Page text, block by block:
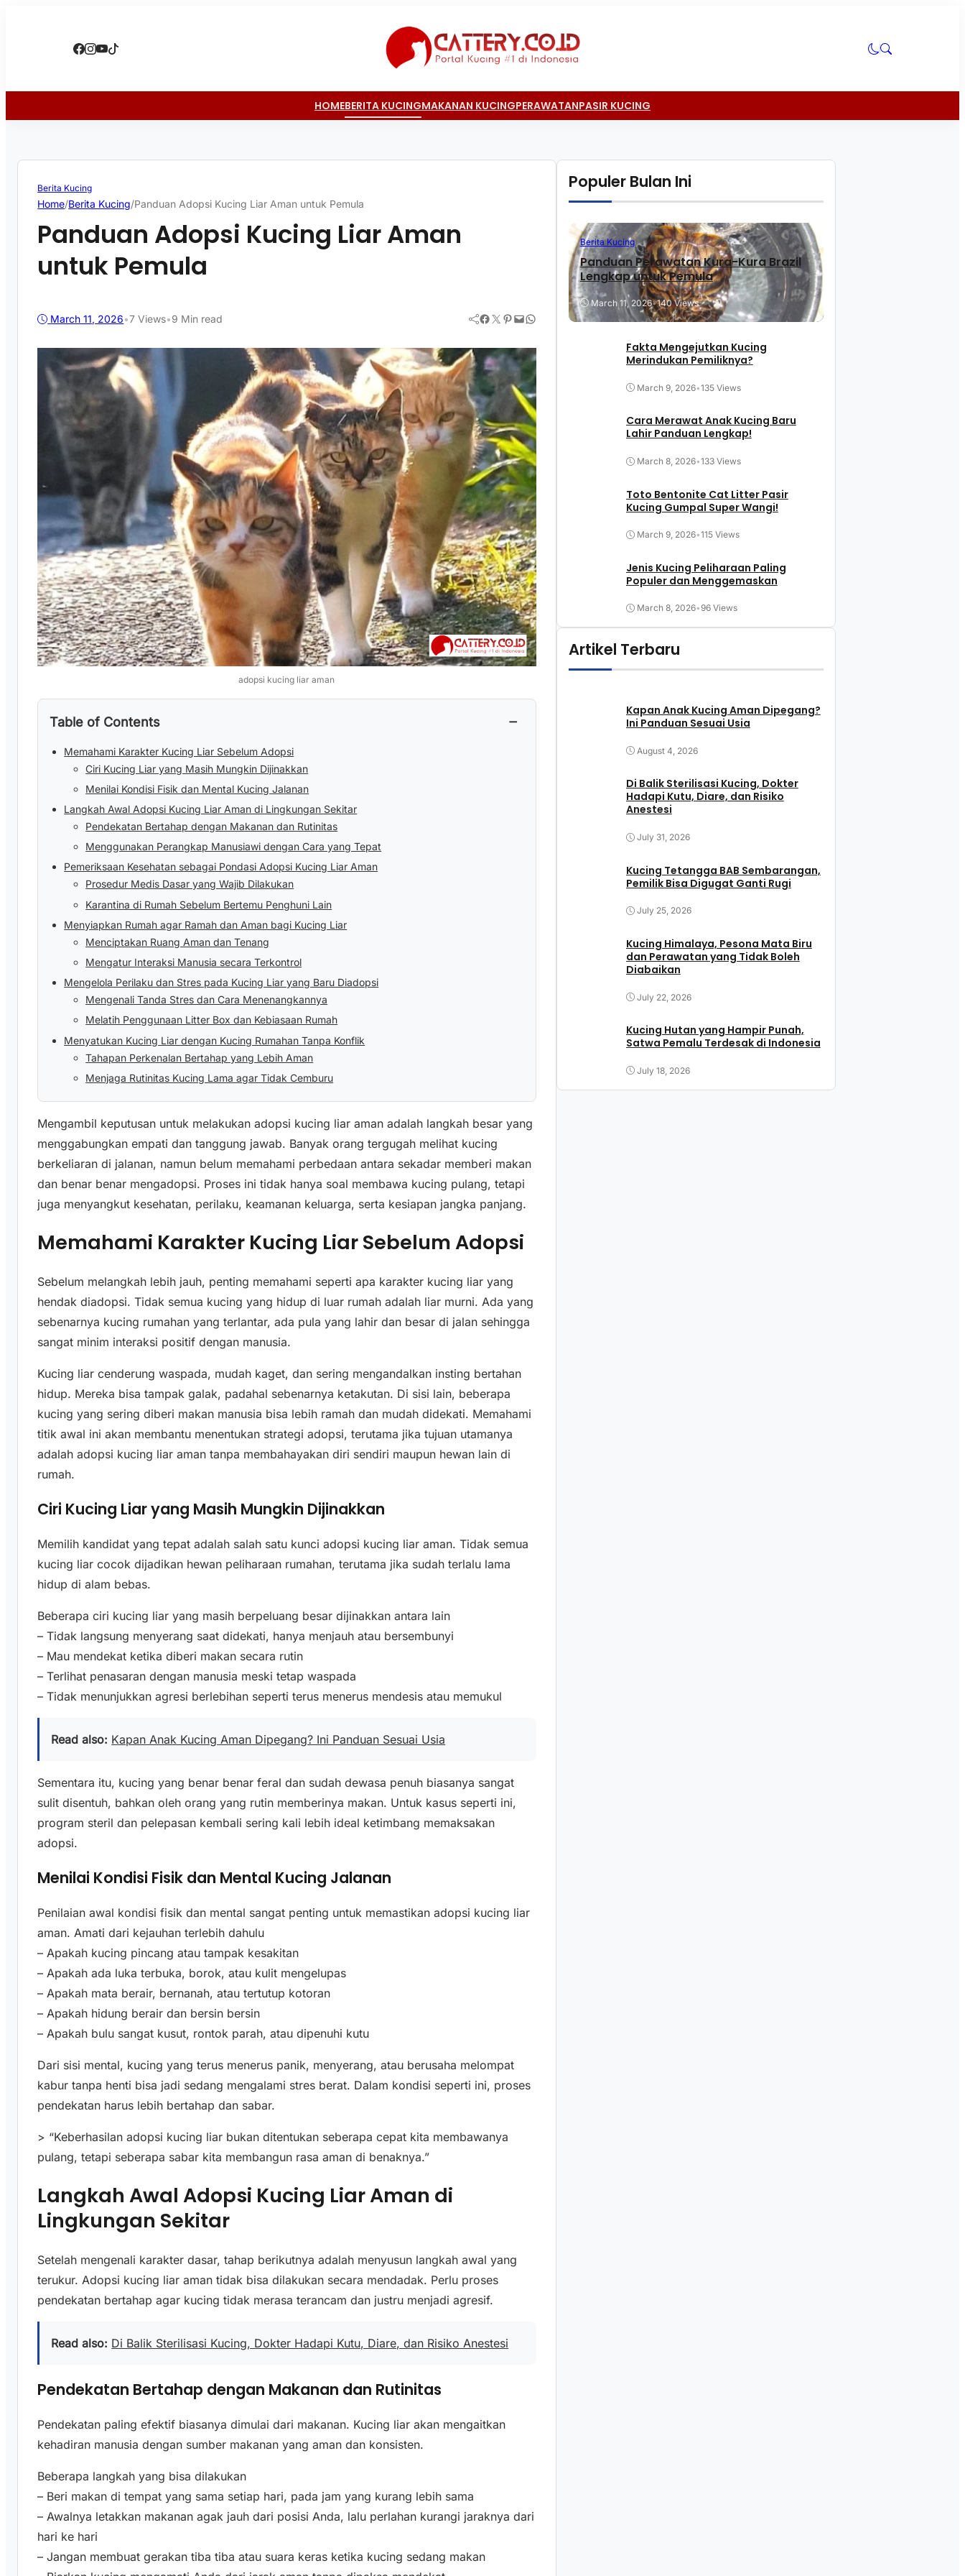
HOMEBERITA KUCINGMAKANAN KUCINGPERAWATANPASIR KUCING
Berita Kucing
Home/Berita Kucing/Panduan Adopsi Kucing Liar Aman untuk Pemula
Panduan Adopsi Kucing Liar Aman
untuk Pemula
March 11, 2026•7 Views•9 Min read Facebook Twitter Pinterest Mail WhatsApp
adopsi kucing liar aman
Table of Contents −
Memahami Karakter Kucing Liar Sebelum Adopsi
Ciri Kucing Liar yang Masih Mungkin Dijinakkan
Menilai Kondisi Fisik dan Mental Kucing Jalanan
Langkah Awal Adopsi Kucing Liar Aman di Lingkungan Sekitar
Pendekatan Bertahap dengan Makanan dan Rutinitas
Menggunakan Perangkap Manusiawi dengan Cara yang Tepat
Pemeriksaan Kesehatan sebagai Pondasi Adopsi Kucing Liar Aman
Prosedur Medis Dasar yang Wajib Dilakukan
Karantina di Rumah Sebelum Bertemu Penghuni Lain
Menyiapkan Rumah agar Ramah dan Aman bagi Kucing Liar
Menciptakan Ruang Aman dan Tenang
Mengatur Interaksi Manusia secara Terkontrol
Mengelola Perilaku dan Stres pada Kucing Liar yang Baru Diadopsi
Mengenali Tanda Stres dan Cara Menenangkannya
Melatih Penggunaan Litter Box dan Kebiasaan Rumah
Menyatukan Kucing Liar dengan Kucing Rumahan Tanpa Konflik
Tahapan Perkenalan Bertahap yang Lebih Aman
Menjaga Rutinitas Kucing Lama agar Tidak Cemburu
Mengambil keputusan untuk melakukan adopsi kucing liar aman adalah langkah besar yang
menggabungkan empati dan tanggung jawab. Banyak orang tergugah melihat kucing
berkeliaran di jalanan, namun belum memahami perbedaan antara sekadar memberi makan
dan benar benar mengadopsi. Proses ini tidak hanya soal membawa kucing pulang, tetapi
juga menyangkut kesehatan, perilaku, keamanan keluarga, serta kesiapan jangka panjang.
Memahami Karakter Kucing Liar Sebelum Adopsi
Sebelum melangkah lebih jauh, penting memahami seperti apa karakter kucing liar yang
hendak diadopsi. Tidak semua kucing yang hidup di luar rumah adalah liar murni. Ada yang
sebenarnya kucing rumahan yang terlantar, ada pula yang lahir dan besar di jalan sehingga
sangat minim interaksi positif dengan manusia.
Kucing liar cenderung waspada, mudah kaget, dan sering mengandalkan insting bertahan
hidup. Mereka bisa tampak galak, padahal sebenarnya ketakutan. Di sisi lain, beberapa
kucing yang sering diberi makan manusia bisa lebih ramah dan mudah didekati. Memahami
titik awal ini akan membantu menentukan strategi adopsi, terutama jika tujuan utamanya
adalah adopsi kucing liar aman tanpa membahayakan diri sendiri maupun hewan lain di
rumah.
Ciri Kucing Liar yang Masih Mungkin Dijinakkan
Memilih kandidat yang tepat adalah salah satu kunci adopsi kucing liar aman. Tidak semua
kucing liar cocok dijadikan hewan peliharaan rumahan, terutama jika sudah terlalu lama
hidup di alam bebas.
Beberapa ciri kucing liar yang masih berpeluang besar dijinakkan antara lain
– Tidak langsung menyerang saat didekati, hanya menjauh atau bersembunyi
– Mau mendekat ketika diberi makan secara rutin
– Terlihat penasaran dengan manusia meski tetap waspada
– Tidak menunjukkan agresi berlebihan seperti terus menerus mendesis atau memukul
Read also: Kapan Anak Kucing Aman Dipegang? Ini Panduan Sesuai Usia
Sementara itu, kucing yang benar benar feral dan sudah dewasa penuh biasanya sangat
sulit disentuh, bahkan oleh orang yang rutin memberinya makan. Untuk kasus seperti ini,
program steril dan pelepasan kembali sering kali lebih ideal ketimbang memaksakan
adopsi.
Menilai Kondisi Fisik dan Mental Kucing Jalanan
Penilaian awal kondisi fisik dan mental sangat penting untuk memastikan adopsi kucing liar
aman. Amati dari kejauhan terlebih dahulu
– Apakah kucing pincang atau tampak kesakitan
– Apakah ada luka terbuka, borok, atau kulit mengelupas
– Apakah mata berair, bernanah, atau tertutup kotoran
– Apakah hidung berair dan bersin bersin
– Apakah bulu sangat kusut, rontok parah, atau dipenuhi kutu
Dari sisi mental, kucing yang terus menerus panik, menyerang, atau berusaha melompat
kabur tanpa henti bisa jadi sedang mengalami stres berat. Dalam kondisi seperti ini, proses
pendekatan harus lebih bertahap dan sabar.
> “Keberhasilan adopsi kucing liar bukan ditentukan seberapa cepat kita membawanya
pulang, tetapi seberapa sabar kita membangun rasa aman di benaknya.”
Langkah Awal Adopsi Kucing Liar Aman di
Lingkungan Sekitar
Setelah mengenali karakter dasar, tahap berikutnya adalah menyusun langkah awal yang
terukur. Adopsi kucing liar aman tidak bisa dilakukan secara mendadak. Perlu proses
pendekatan bertahap agar kucing tidak merasa terancam dan justru menjadi agresif.
Read also: Di Balik Sterilisasi Kucing, Dokter Hadapi Kutu, Diare, dan Risiko Anestesi
Pendekatan Bertahap dengan Makanan dan Rutinitas
Pendekatan paling efektif biasanya dimulai dari makanan. Kucing liar akan mengaitkan
kehadiran manusia dengan sumber makanan yang aman dan konsisten.
Beberapa langkah yang bisa dilakukan
– Beri makan di tempat yang sama setiap hari, pada jam yang kurang lebih sama
– Awalnya letakkan makanan agak jauh dari posisi Anda, lalu perlahan kurangi jaraknya dari
hari ke hari
– Jangan membuat gerakan tiba tiba atau suara keras ketika kucing sedang makan
Populer Bulan Ini
Berita Kucing
Panduan Perawatan Kura-Kura Brazil
Lengkap untuk Pemula
March 11, 2026•140 Views
Fakta Mengejutkan Kucing
Merindukan Pemiliknya?
March 9, 2026•135 Views
Cara Merawat Anak Kucing Baru
Lahir Panduan Lengkap!
March 8, 2026•133 Views
Toto Bentonite Cat Litter Pasir
Kucing Gumpal Super Wangi!
March 9, 2026•115 Views
Jenis Kucing Peliharaan Paling
Populer dan Menggemaskan
March 8, 2026•96 Views
Artikel Terbaru
Kapan Anak Kucing Aman Dipegang?
Ini Panduan Sesuai Usia
August 4, 2026
Di Balik Sterilisasi Kucing, Dokter
Hadapi Kutu, Diare, dan Risiko
Anestesi
July 31, 2026
Kucing Tetangga BAB Sembarangan,
Pemilik Bisa Digugat Ganti Rugi
July 25, 2026
Kucing Himalaya, Pesona Mata Biru
dan Perawatan yang Tidak Boleh
Diabaikan
July 22, 2026
Kucing Hutan yang Hampir Punah,
Satwa Pemalu Terdesak di Indonesia
July 18, 2026